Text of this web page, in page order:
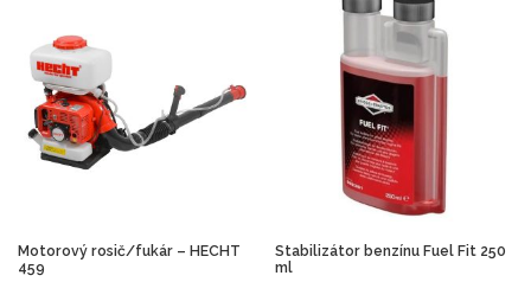
n
é
p
c
Motorový rosič/fukár – HECHT
459
Stabilizátor benzínu Fuel Fit 250
ml